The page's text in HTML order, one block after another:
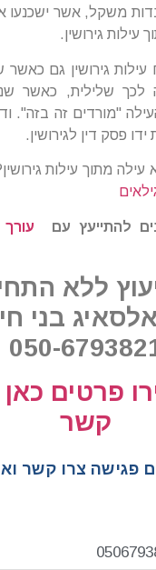
משקל, אשר ישכנעו
עילות גירושין.
גירושין גם כאשר
לכך שלילית, כאשר שני
"מורדים זה בזה".
פסק דין לגירושין.
מתוך עילות
להתייעץ עם עורך
ללא
בני
050-
פרטים כאן
קשר
פגישה צרו קשר